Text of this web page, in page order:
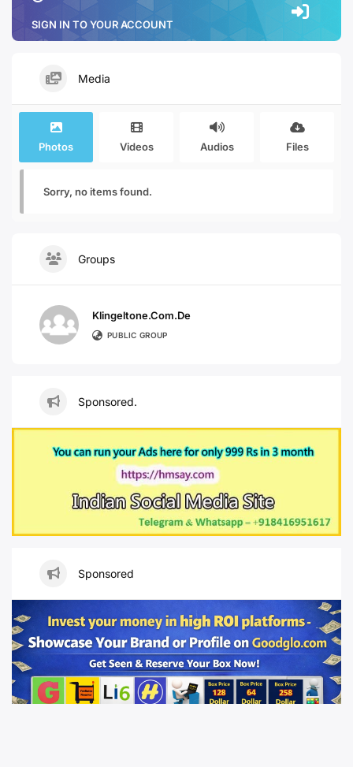
SIGN IN TO YOUR ACCOUNT
Media
Photos Videos Audios Files
Sorry, no items found.
Groups
Klingeltone.com.de
PUBLIC GROUP
Sponsored.
Sponsored